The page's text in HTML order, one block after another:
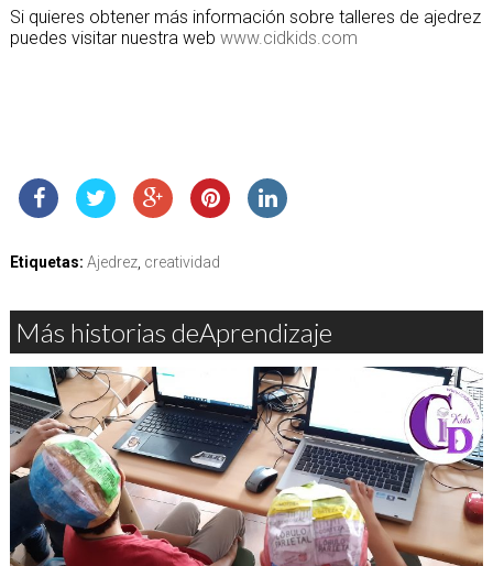
Si quieres obtener más información sobre talleres de ajedrez
puedes visitar nuestra web www.cidkids.com
Etiquetas: Ajedrez creatividad
Más historias deAprendizaje